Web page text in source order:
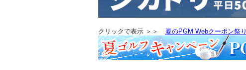
クリックで表示 ＞＞ 夏のPGM Webクーポン祭り